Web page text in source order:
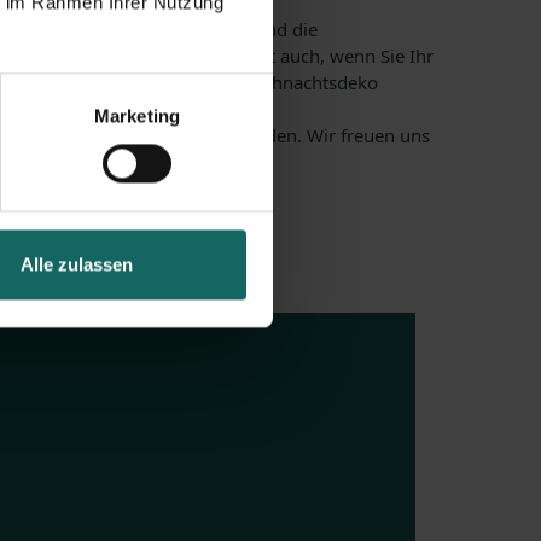
Marketing
Alle zulassen
die Temperaturen konstant und die
lagern gut bei uns! Das gilt auch, wenn Sie Ihr
bei LAGERBOX sogar Ihre Weihnachtsdeko
jetzt eine Lagerbox in Dresden. Wir freuen uns